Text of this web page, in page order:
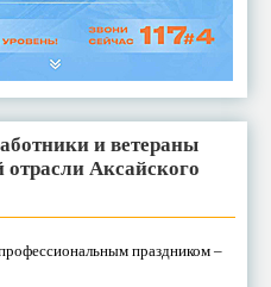
и ветераны
отрасли Аксайского
праздником –